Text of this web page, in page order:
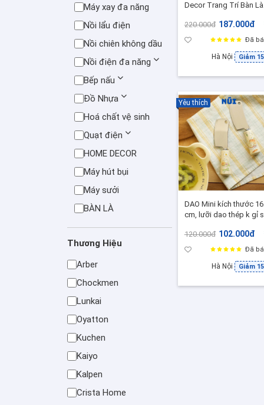
Máy xay đa năng
Nồi lẩu điện
Nồi chiên không dầu
Nồi điện đa năng
Bếp nấu
Đồ Nhựa
Hoá chất vệ sinh
Quạt điện
HOME DECOR
Máy hút bụi
Máy sưởi
BÀN LÀ
Thương Hiệu
Arber
Chockmen
Lunkai
Oyatton
Kuchen
Kaiyo
Kalpen
Crista Home
Decor Trang Trí Bàn
Ảnh
220.000đ 187.000đ
Đã
Hà Nội Giảm
DAO Mini kích thước
cm, lưỡi dao thép k gỉ
120.000đ 102.000đ
Đã
Hà Nội Giảm
Yêu thích